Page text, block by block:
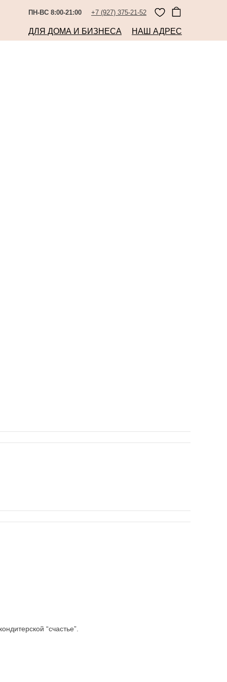
ПН-ВС 8:00-21:00 +7 (927) 375-21-52
ДЛЯ ДОМА И БИЗНЕСА НАШ АДРЕС
“счастье”.